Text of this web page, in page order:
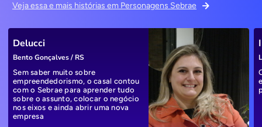
Veja essa e mais histórias em Personagens Sebrae
Delucci
Bento Gonçalves / RS
Sem saber muito sobre
empreendedorismo, o casal contou
com o Sebrae para aprender tudo
sobre o assunto, colocar o negócio
nos eixos e ainda abrir uma nova
empresa